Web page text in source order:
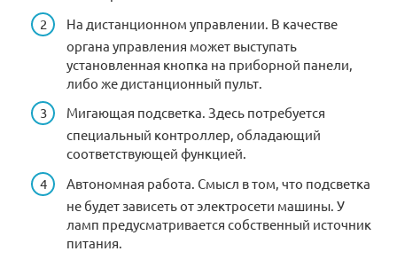
На дистанционном управлении. В качестве
органа управления может выступать
установленная кнопка на приборной панели,
либо же дистанционный пульт.
Мигающая подсветка. Здесь потребуется
специальный контроллер, обладающий
соответствующей функцией.
Автономная работа. Смысл в том, что подсветка
не будет зависеть от электросети машины. У
ламп предусматривается собственный источник
питания.